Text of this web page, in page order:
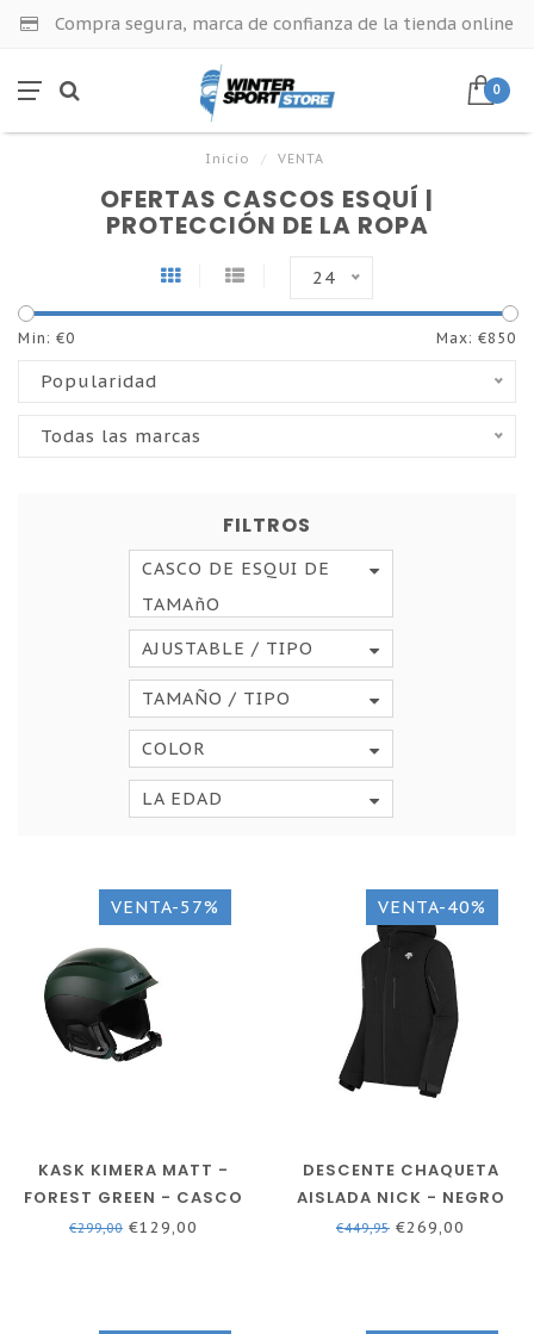
Compra segura, marca de confianza de la tienda online
0
Inicio / VENTA
OFERTAS CASCOS ESQUÍ |
PROTECCIÓN DE LA ROPA
24
Min: €0 Max: €850
Popularidad
Todas las marcas
FILTROS
CASCO DE ESQUI DE
TAMAñO
AJUSTABLE / TIPO
TAMAÑO / TIPO
COLOR
LA EDAD
VENTA-57%
KASK KIMERA MATT -
FOREST GREEN - CASCO
DE ESQUÍ - VERDE -
€299,00 €129,00
VENTA-40%
DESCENTE CHAQUETA
AISLADA NICK - NEGRO
€449,95 €269,00